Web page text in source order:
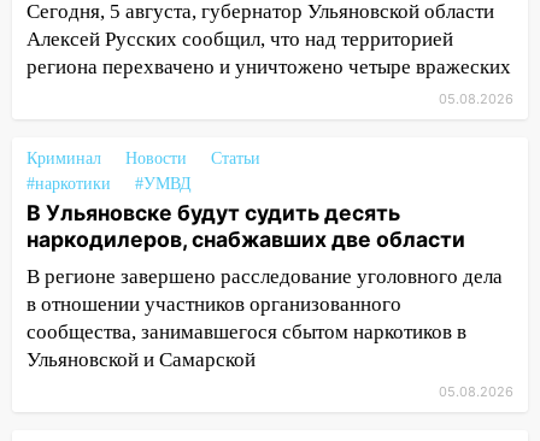
11:17 В Радищевском районе сгорели
хозяйственные постройки
10:18
Губернатор Ульяновской области:
уничтожено четыре беспилотника в
регионе
10:00 В Ульяновске дотла сгорел
легковой автомобиль
09:39 В Ульяновске будут судить десять
наркодилеров, снабжавших две области
Вынесли приговор дебоширам,
Сегодня, 5 августа, губернатор Ульяновской области
Алексей Русских сообщил, что над территорией
региона перехвачено и уничтожено четыре вражеских
05.08.2026
Криминал Новости
Статьи
#наркотики
#УМВД
В Ульяновске будут судить десять
наркодилеров, снабжавших две области
В регионе завершено расследование уголовного дела
в отношении участников организованного
сообщества, занимавшегося сбытом наркотиков в
Ульяновской и Самарской
05.08.2026